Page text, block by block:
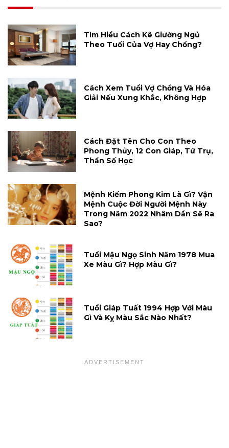
Tìm Hiểu Cách Kê Giường Ngủ
Theo Tuổi Của Vợ Hay Chồng?
Cách Xem Tuổi Vợ Chồng Và Hóa
Giải Nếu Xung Khắc, Không Hợp
Cách Đặt Tên Cho Con Theo
Phong Thủy, 12 Con Giáp, Tứ Trụ,
Thần Số Học
Mệnh Kiếm Phong Kim Là Gì? Vận
Mệnh Cuộc Đời Người Mệnh Này
Trong Năm 2022 Nhâm Dần Sẽ Ra
Sao?
Tuổi Mậu Ngọ Sinh Năm 1978 Mua
Xe Màu Gì? Hợp Màu Gì?
Tuổi Giáp Tuất 1994 Hợp Với Màu
Gì Và Kỵ Màu Sắc Nào Nhất?